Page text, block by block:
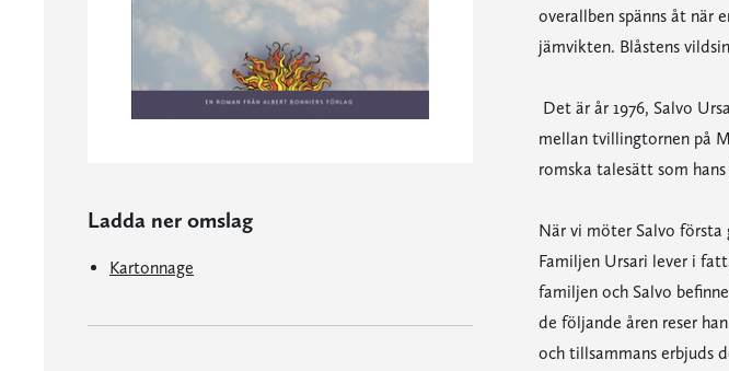
Ladda ner omslag
Kartonnage
overallben spänns åt när
jämvikten. Blåstens
Det är år 1976, Salvo
mellan tvillingtornen på
romska talesätt som
När vi möter Salvo första
Familjen Ursari lever i
familjen och Salvo
de följande åren reser
och tillsammans erbjuds